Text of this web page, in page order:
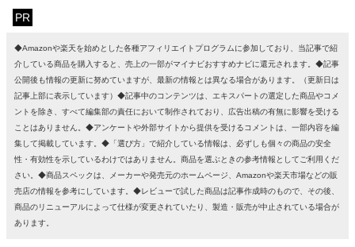
PR
◆Amazonや楽天を始めとした各種アフィリエイトプログラムに参加しており、当記事で紹
介している商品を購入すると、売上の一部がマイナビおすすめナビに還元されます。◆記事
公開後も情報の更新に努めていますが、最新の情報とは異なる場合があります。（更新日は
記事上部に表示しています）◆記事中のコンテンツは、エキスパートの選定した商品やコメ
ントを除き、すべて編集部の責任において制作されており、広告出稿の有無に影響を受ける
ことはありません。◆アンケートや外部サイトから提供を受けるコメントは、一部内容を編
集して掲載しています。◆「選び方」で紹介している情報は、必ずしも個々の商品の安全
性・有効性を示しているわけではありません。商品を選ぶときの参考情報としてご利用くだ
さい。◆商品スペックは、メーカーや発売元のホームページ、Amazonや楽天市場などの販
売店の情報を参考にしています。◆レビューで試した商品は記事作成時のもので、その後、
商品のリニューアルによって仕様が変更されていたり、製造・販売が中止されている場合が
あります。